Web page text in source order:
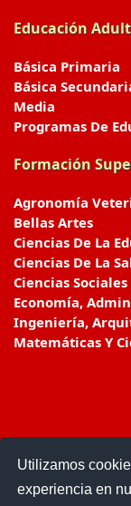
Utilizamos
experiencia en
Educación
Básica Primaria
Básica
Media
Programas De
Formación
Agronomía
Bellas Artes
Ciencias De La
Ciencias De La
Ciencias
Economía,
Ingeniería,
Matemáticas Y